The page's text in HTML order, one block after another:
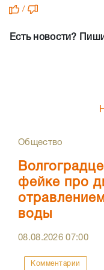
/
Есть новости?
Общество
фейке про
воды
08.08.202607:00
Комментарии